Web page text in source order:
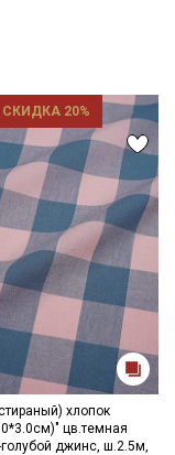
СКИДКА 20%
хлопок
цв.темная
джинс, ш.2.5м,